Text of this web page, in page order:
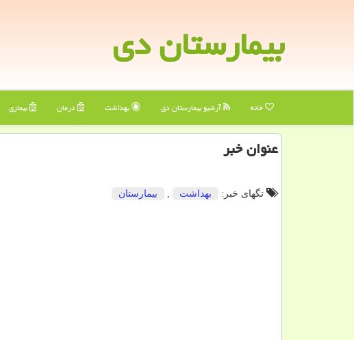
بیمارستان دی
خانه آرشیو بیمارستان دی بهداشت درمان بیماری
عنوان خبر
تگهای خبر: بهداشت , بیمارستان